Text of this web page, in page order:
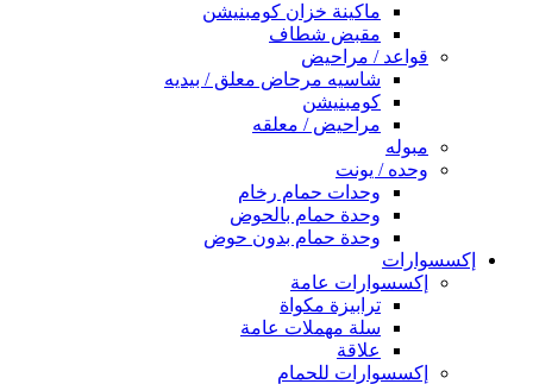
ماكينة خزان كومبنيشن
مقبض شطاف
قواعد / مراحيض
شاسيه مرحاض معلق / بيديه
كومبنيشن
مراحيض / معلقه
مبوله
وحده / يونت
وحدات حمام رخام
وحدة حمام بالحوض
وحدة حمام بدون حوض
إكسسوارات
إكسسوارات عامة
ترابيزة مكواة
سلة مهملات عامة
علاقة
إكسسوارات للحمام